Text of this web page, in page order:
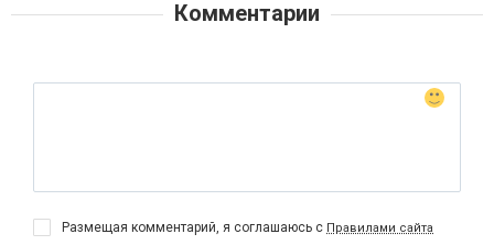
Комментарии
Размещая комментарий, я соглашаюсь с Правилами сайта